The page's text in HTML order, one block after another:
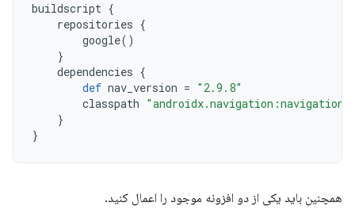
buildscript {
repositories {
google()
}
dependencies {
def nav_version = "2.9.8"
classpath
}
}
همچنین باید یکی از دو افزونه موجود را اعمال کنید.